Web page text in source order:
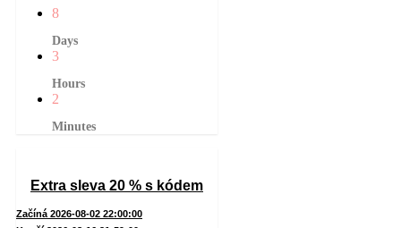
8
Days
3
Hours
2
Minutes
Extra sleva 20 % s kódem
Začíná 2026-08-02 22:00:00